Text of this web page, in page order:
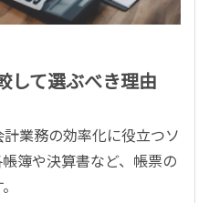
して選ぶべき理由
業務の効率化に役立つソ
簿や決算書など、帳票の